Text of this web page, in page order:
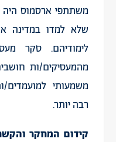
שלא למדו במדינה
לימודיהם. סקר
מהמעסיקים/ות
משמעותי למועמדים/
רבה יותר.
קידום המחקר